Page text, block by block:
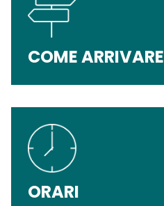
COME ARRIVARE
ORARI